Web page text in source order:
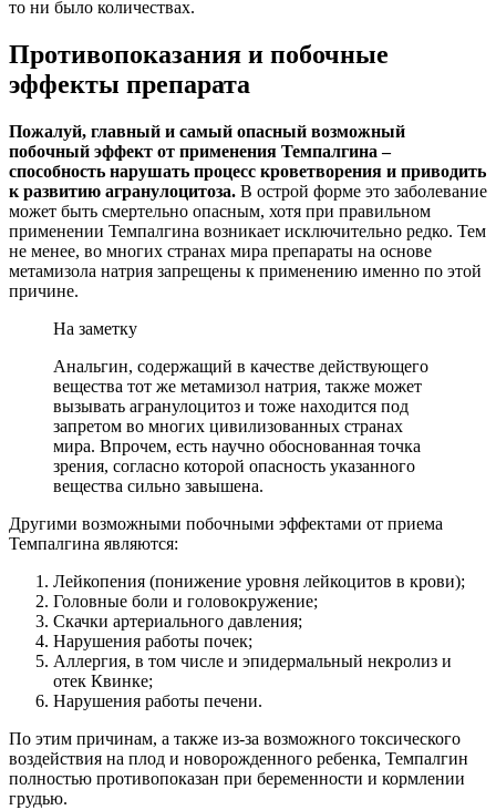
то ни было количествах.
Противопоказания и побочные
эффекты препарата
Пожалуй, главный и самый опасный возможный
побочный эффект от применения Темпалгина –
способность нарушать процесс кроветворения и приводить
к развитию агранулоцитоза. В острой форме это заболевание
может быть смертельно опасным, хотя при правильном
применении Темпалгина возникает исключительно редко. Тем
не менее, во многих странах мира препараты на основе
метамизола натрия запрещены к применению именно по этой
причине.
На заметку
Анальгин, содержащий в качестве действующего
вещества тот же метамизол натрия, также может
вызывать агранулоцитоз и тоже находится под
запретом во многих цивилизованных странах
мира. Впрочем, есть научно обоснованная точка
зрения, согласно которой опасность указанного
вещества сильно завышена.
Другими возможными побочными эффектами от приема
Темпалгина являются:
Лейкопения (понижение уровня лейкоцитов в крови);
Головные боли и головокружение;
Скачки артериального давления;
Нарушения работы почек;
Аллергия, в том числе и эпидермальный некролиз и
отек Квинке;
Нарушения работы печени.
По этим причинам, а также из-за возможного токсического
воздействия на плод и новорожденного ребенка, Темпалгин
полностью противопоказан при беременности и кормлении
грудью.